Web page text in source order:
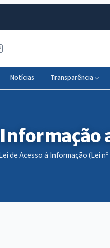
Notícias Transparência
de Acesso à Informação (Lei nº